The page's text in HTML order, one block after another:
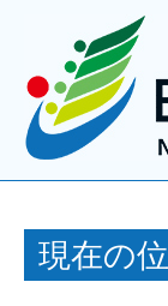
現在の